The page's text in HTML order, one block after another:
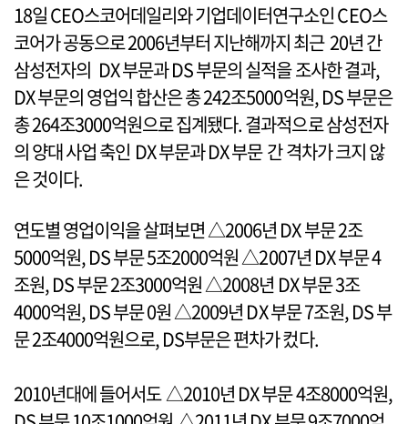
18일 CEO스코어데일리와 기업데이터연구소인 CEO스
코어가 공동으로 2006년부터 지난해까지 최근 20년 간
삼성전자의 DX 부문과 DS 부문의 실적을 조사한 결과,
DX 부문의 영업익 합산은 총 242조5000억원, DS 부문은
총 264조3000억원으로 집계됐다. 결과적으로 삼성전자
의 양대 사업 축인 DX 부문과 DX 부문 간 격차가 크지 않
은 것이다.
연도별 영업이익을 살펴보면 △2006년 DX 부문 2조
5000억원, DS 부문 5조2000억원 △2007년 DX 부문 4
조원, DS 부문 2조3000억원 △2008년 DX 부문 3조
4000억원, DS 부문 0원 △2009년 DX 부문 7조원, DS 부
문 2조4000억원으로, DS부문은 편차가 컸다.
2010년대에 들어서도 △2010년 DX 부문 4조8000억원,